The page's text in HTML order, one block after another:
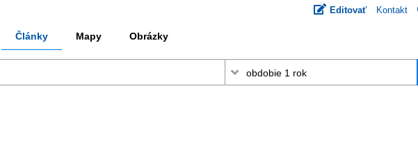
Editovať Kontakt
Články Mapy Obrázky